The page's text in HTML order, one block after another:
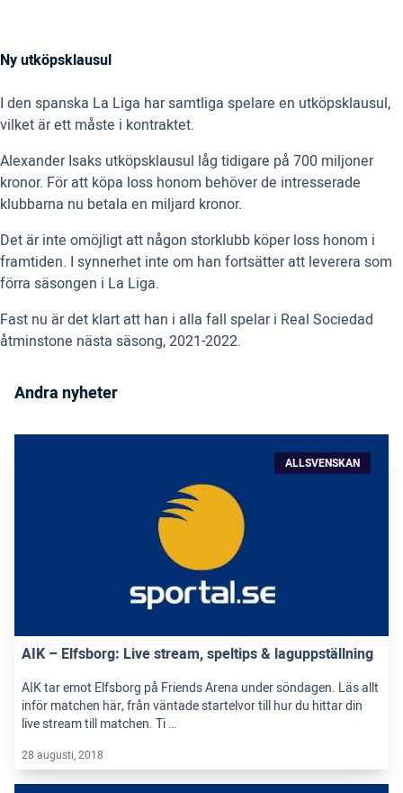
Ny utköpsklausul
I den spanska La Liga har samtliga spelare en utköpsklausul,
vilket är ett måste i kontraktet.
Alexander Isaks utköpsklausul låg tidigare på 700 miljoner
kronor. För att köpa loss honom behöver de intresserade
klubbarna nu betala en miljard kronor.
Det är inte omöjligt att någon storklubb köper loss honom i
framtiden. I synnerhet inte om han fortsätter att leverera som
förra säsongen i La Liga.
Fast nu är det klart att han i alla fall spelar i Real Sociedad
åtminstone nästa säsong, 2021-2022.
Andra nyheter
ALLSVENSKAN
AIK – Elfsborg: Live stream, speltips & laguppställning
AIK tar emot Elfsborg på Friends Arena under söndagen. Läs allt
inför matchen här, från väntade startelvor till hur du hittar din
live stream till matchen. Ti …
28 augusti, 2018